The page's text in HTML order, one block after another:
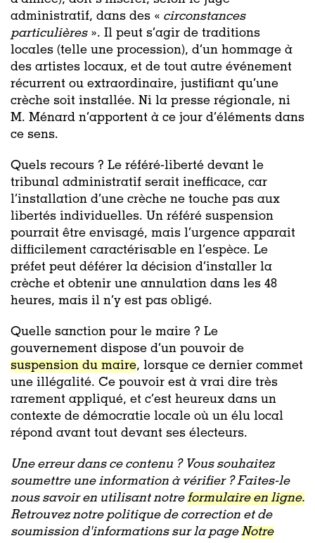
administratif, dans des « circonstances
particulières». Il peut s’agir de traditions
locales (telle une procession), d’un hommage à
des artistes locaux, et de tout autre événement
récurrent ou extraordinaire, justifiant qu’une
crèche soit installée. Ni la presse régionale, ni
M. Ménard n’apportent à ce jour d’éléments dans
ce sens.
Quels recours ? Le référé-liberté devant le
tribunal administratif serait inefficace, car
l’installation d’une crèche ne touche pas aux
libertés individuelles. Un référé suspension
pourrait être envisagé, mais l’urgence apparait
difficilement caractérisable en l’espèce. Le
préfet peut déférer la décision d’installer la
crèche et obtenir une annulation dans les 48
heures, mais il n’y est pas obligé.
Quelle sanction pour le maire ? Le
gouvernement dispose d’un pouvoir de
suspension du maire, lorsque ce dernier commet
une illégalité. Ce pouvoir est à vrai dire très
rarement appliqué, et c’est heureux dans un
contexte de démocratie locale où un élu local
répond avant tout devant ses électeurs.
Une erreur dans ce contenu ? Vous souhaitez
soumettre une information à vérifier ? Faites-le
nous savoir en utilisant notreformulaire en ligne.
Retrouvez notre politique de correction et de
soumission d'informations sur la pageNotre